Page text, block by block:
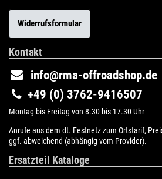
Widerrufsformular
Kontakt
info@rma-offroadshop.de
+49 (0) 3762-9416507
Montag bis Freitag von 8.30 bis 17.30 Uhr
Anrufe aus dem dt. Festnetz zum Ortstarif,
ggf. abweichend (abhängig vom Provider).
Ersatzteil Kataloge